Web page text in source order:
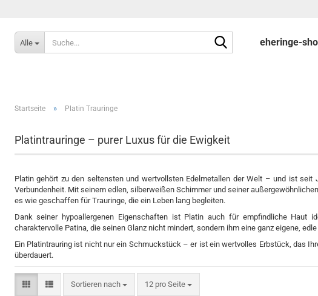
Alle eheringe-
Startseite » Platin Trauringe
Platintrauringe – purer Luxus für die Ewigkeit
Platin gehört zu den seltensten und wertvollsten Edelmetallen der Welt – und ist
Verbundenheit. Mit seinem edlen, silberweißen Schimmer und seiner
es wie geschaffen für Trauringe, die ein Leben lang begleiten.
Dank seiner hypoallergenen Eigenschaften ist Platin auch für empfindliche
charaktervolle Patina, die seinen Glanz nicht mindert, sondern ihm eine ganz eigene,
Ein Platintrauring ist nicht nur ein Schmuckstück – er ist ein wertvolles Erbstück, das
überdauert.
Sortieren nach
Sortieren nach 12 pro Seite
pro Seite